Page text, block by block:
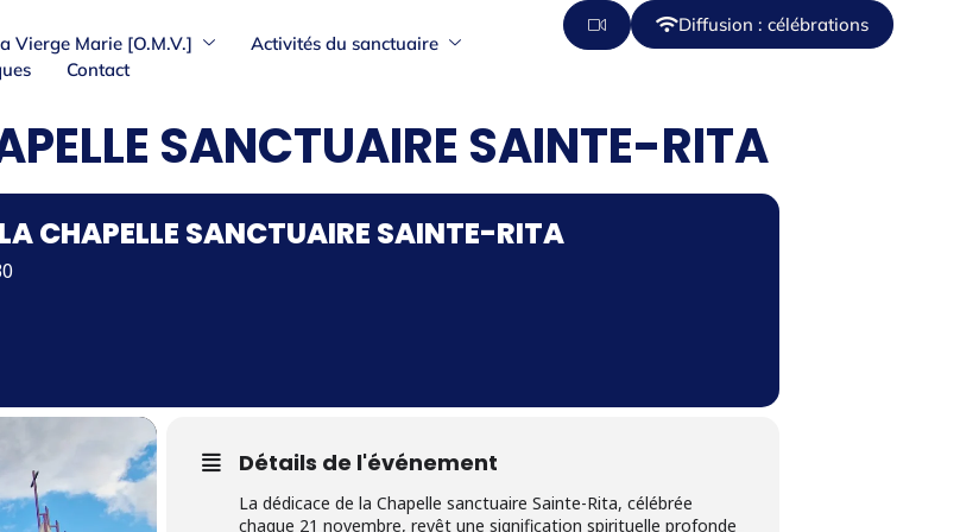
Vierge Marie [O.M.V.]
Activités du sanctuaire
Contact
Diffusion : célébrations
SANCTUAIRE SAINTE-RITA
CHAPELLE SANCTUAIRE SAINTE-RITA
Détails de l'événement
La dédicace de la Chapelle sanctuaire Sainte-Rita, célébrée
chaque 21 novembre, revêt une signification spirituelle profonde